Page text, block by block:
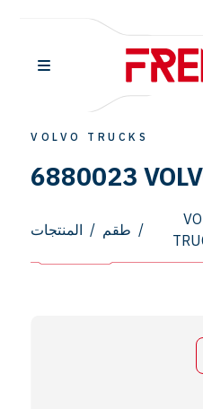
VOLVO TRUCKS
6880023
المنتجات / طقم /